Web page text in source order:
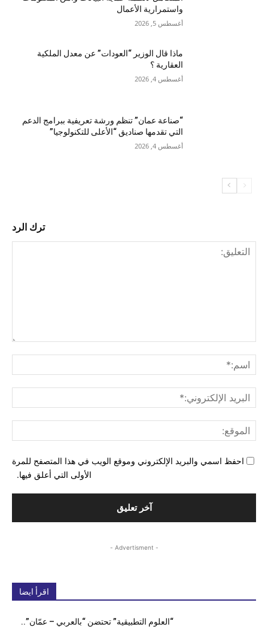
واستمرارية الأعمال
أغسطس 5, 2026
ماذا قال الوزير “العودات” عن معدل الملكية
العقارية ؟
أغسطس 4, 2026
“صناعة عمان” تنظم ورشة تعريفية ببرامج الدعم
التي تقدمها صناديق “الأعلى للتكنولوجيا”
أغسطس 4, 2026
ترك الرد
احفظ اسمي والبريد الإلكتروني وموقع الويب في هذا المتصفح للمرة
الأولى التي أعلق فيها.
- Advertisment -
اقرأ ايضا
“العلوم التطبيقية” تحتضن “بالعربي – عمّان”..